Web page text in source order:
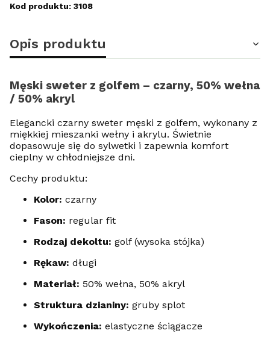
Kod produktu: 3108
Opis produktu
Męski sweter z golfem – czarny, 50% wełna
/ 50% akryl
Elegancki czarny sweter męski z golfem, wykonany z
miękkiej mieszanki wełny i akrylu. Świetnie
dopasowuje się do sylwetki i zapewnia komfort
cieplny w chłodniejsze dni.
Cechy produktu:
Kolor: czarny
Fason: regular fit
Rodzaj dekoltu: golf (wysoka stójka)
Rękaw: długi
Materiał: 50% wełna, 50% akryl
Struktura dzianiny: gruby splot
Wykończenia: elastyczne ściągacze